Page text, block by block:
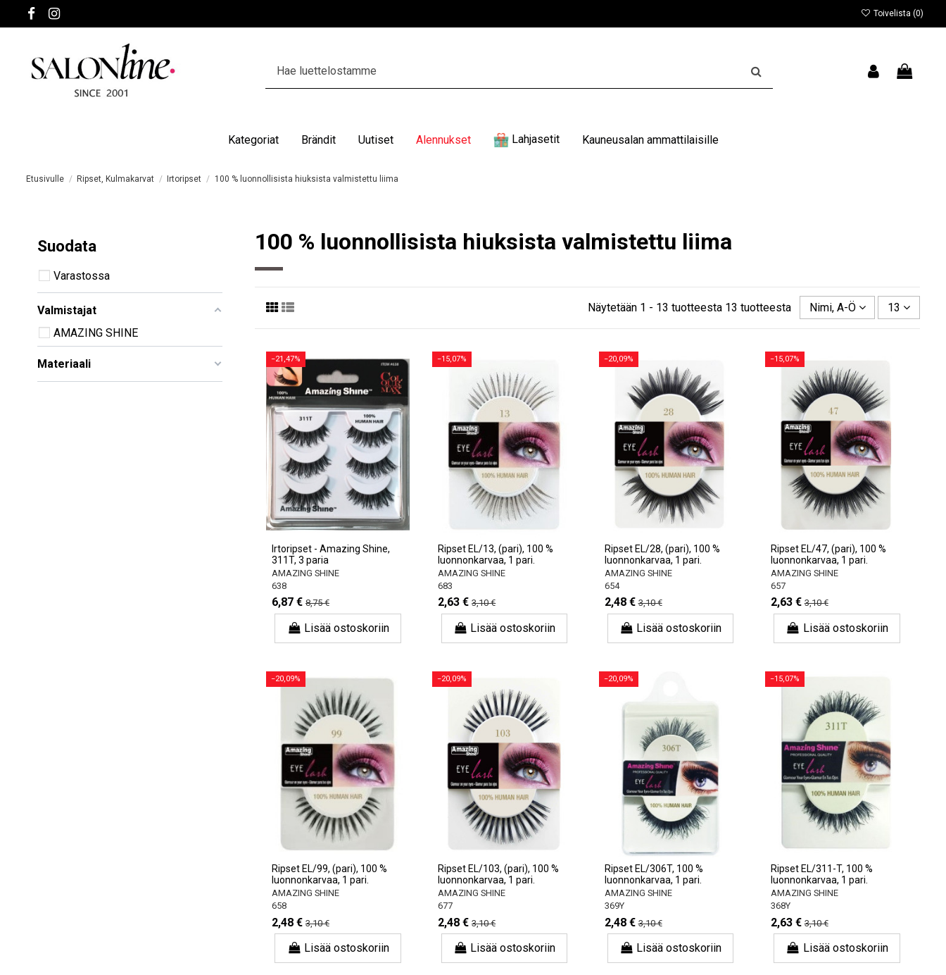
Toivelista (0)
Kategoriat Brändit Uutiset Alennukset Lahjasetit Kauneusalan ammattilaisille
Etusivulle Ripset, Kulmakarvat Irtoripset 100 % luonnollisista hiuksista valmistettu liima
100 % luonnollisista hiuksista valmistettu liima
Näytetään 1 - 13 tuotteesta 13 tuotteesta Nimi, A-Ö 13
−21,47%
Irtoripset - Amazing Shine,
311T, 3 paria
AMAZING SHINE
638
6,87 € 8,75 €
Lisää ostoskoriin
−15,07%
Ripset EL/13, (pari), 100 %
luonnonkarvaa, 1 pari.
AMAZING SHINE
683
2,63 € 3,10 €
Lisää ostoskoriin
−20,09%
Ripset EL/28, (pari), 100 %
luonnonkarvaa, 1 pari.
AMAZING SHINE
654
2,48 € 3,10 €
Lisää ostoskoriin
−15,07%
Ripset EL/47, (pari), 100 %
luonnonkarvaa, 1 pari.
AMAZING SHINE
657
2,63 € 3,10 €
Lisää ostoskoriin
−20,09%
Ripset EL/99, (pari), 100 %
luonnonkarvaa, 1 pari.
AMAZING SHINE
658
2,48 € 3,10 €
Lisää ostoskoriin
−20,09%
Ripset EL/103, (pari), 100 %
luonnonkarvaa, 1 pari.
AMAZING SHINE
677
2,48 € 3,10 €
Lisää ostoskoriin
−20,09%
Ripset EL/306T, 100 %
luonnonkarvaa, 1 pari.
AMAZING SHINE
369Y
2,48 € 3,10 €
Lisää ostoskoriin
−15,07%
Ripset EL/311-T, 100 %
luonnonkarvaa, 1 pari.
AMAZING SHINE
368Y
2,63 € 3,10 €
Lisää ostoskoriin
Suodata
Varastossa
Valmistajat
AMAZING SHINE
Materiaali